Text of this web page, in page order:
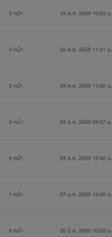
ความสมจริง
0 หน้า 19 ต.ค. 2559 16:03 น.
0 หน้า 25 ต.ค. 2559 11:31 น.
0 หน้า 29 ต.ค. 2559 11:02 น.
0 หน้า 04 ธ.ค. 2559 04:07 น.
6 หน้า 24 ธ.ค. 2559 12:42 น.
1 หน้า 07 ม.ค. 2560 13:00 น.
5 หน้า 26 มี.ค. 2560 10:52 น.